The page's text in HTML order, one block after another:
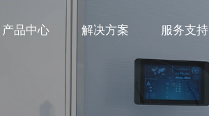
产品中心 解决方案 服务支持